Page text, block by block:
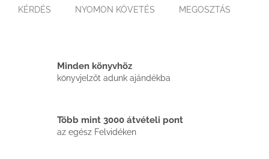
KÉRDÉS NYOMON KÖVETÉS MEGOSZTÁS
Minden könyvhöz
könyvjelzőt adunk ajándékba
Több mint 3000 átvételi pont
az egész Felvidéken